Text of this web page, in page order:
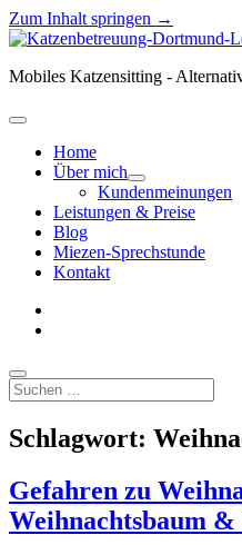
Zum Inhalt springen →
Katzenbetreuung
Mobiles Katzensitting -
Menü
öffnenHome
Über mich
Menü
öffnen
Kundenmeinungen
Leistungen & Preise
Blog
Miezen-Sprechstunde
Kontakt
Suchen
Schlagwort:
Gefahren zu
Weihnachtsbaum